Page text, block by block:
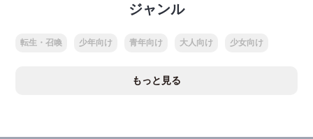
ジャンル
転生・召喚 少年向け 青年向け 大人向け 少女向け
もっと見る